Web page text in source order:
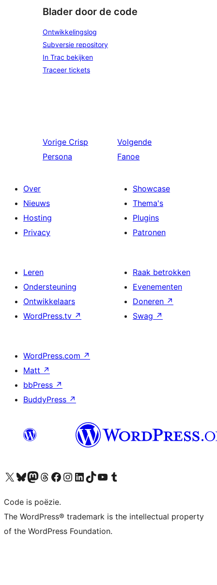
Blader door de code
Ontwikkelingslog
Subversie repository
In Trac bekijken
Traceer tickets
Vorige Crisp
Persona
Volgende
Fanoe
Over
Nieuws
Hosting
Privacy
Showcase
Thema's
Plugins
Patronen
Leren
Ondersteuning
Ontwikkelaars
WordPress.tv ↗
Raak betrokken
Evenementen
Doneren ↗
Swag ↗
WordPress.com ↗
Matt ↗
bbPress ↗
BuddyPress ↗
Bezoek ons X (voorheen Twitter) account
Bezoek ons Bluesky account
Bezoek ons Mastodon account
Bezoek ons Threads account
Onze Facebook pagina bezoeken
Bezoek ons Instagram account
Bezoek ons LinkedIn account
Bezoek ons TikTok account
Bezoek ons YouTube kanaalBezoek ons Tumblr account
Code is poëzie.
The WordPress® trademark is the intellectual property
of the WordPress Foundation.